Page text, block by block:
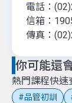
電話：
信箱：
傳真：
你可能還
熱門課程快速
品管初訓